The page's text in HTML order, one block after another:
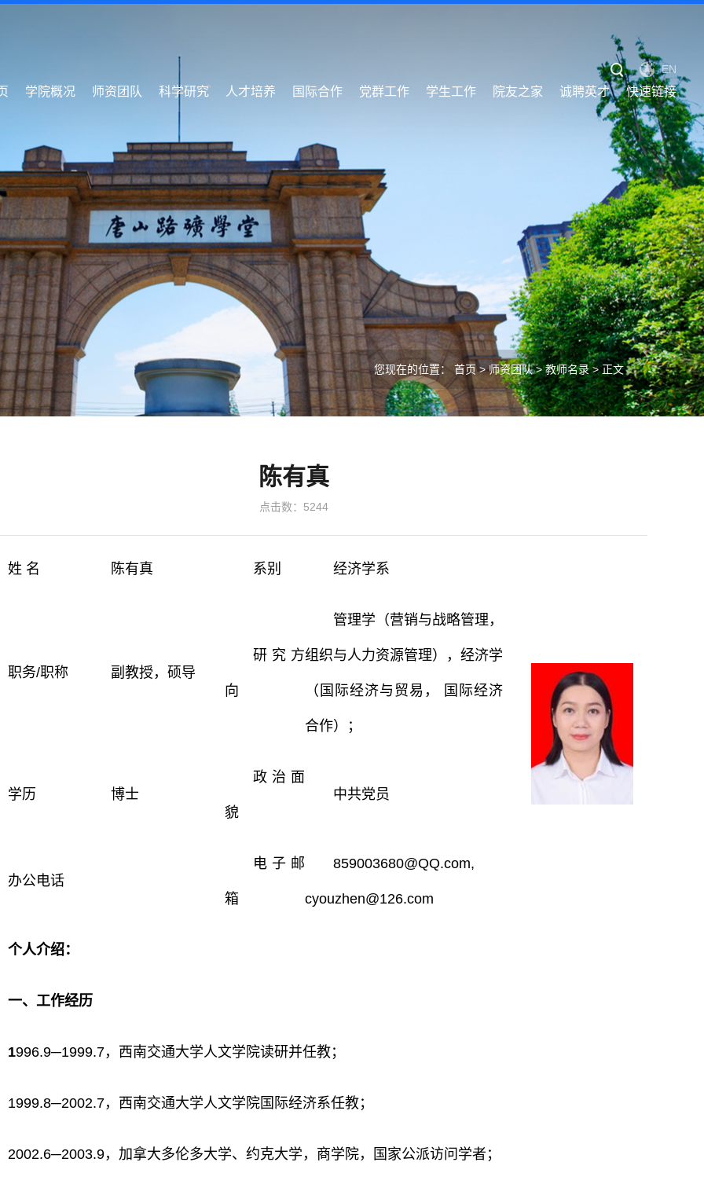
EN
学院概况 师资团队 科学研究 人才培养 国际合作 党群工作 学生工作 院友之家 诚聘英才 快速链接
您现在的位置：首页>师资团队>教师名录> 正文
陈有真
点击数： 5244
姓 名 陈有真 系别 经济学系
职务/职称 副教授，硕导
研究方
向
管理学（营销与战略管理，
组织与人力资源管理），经济学
（国际经济与贸易， 国际经济
合作）；
学历 博士
政治面
貌
中共党员
办公电话
电子邮
箱
859003680@QQ.com,
cyouzhen@126.com
个人介绍：
一、工作经历
1996.9─1999.7，西南交通大学人文学院读研并任教；
1999.8─2002.7，西南交通大学人文学院国际经济系任教；
2002.6─2003.9，加拿大多伦多大学、约克大学，商学院，国家公派访问学者；